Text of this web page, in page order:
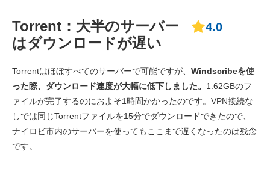
Torrent：大半のサーバー
はダウンロードが遅い
4.0
Torrentはほぼすべてのサーバーで可能ですが、 Windscribeを使
った際、ダウンロード速度が大幅に低下しました。 1.62GBのフ
ァイルが完了するのにおよそ1時間かかったのです。VPN接続な
しでは同じTorrentファイルを15分でダウンロードできたので、
ナイロビ市内のサーバーを使ってもここまで遅くなったのは残念
です。